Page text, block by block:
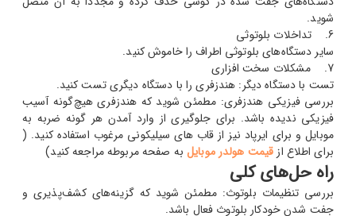
شوید.
6. تداخلات بلوتوثی
سایر دستگاه‌های بلوتوثی اطراف را خاموش کنید.
7. مشکلات سخت افزاری
تست با دستگاه دیگر: هندزفری را با دستگاه دیگری تست کنید.
بررسی فیزیکی هندزفری: مطمئن شوید که هندزفری هیچ‌گونه آسیب
فیزیکی ندیده باشد. برای جلوگیری از وارد آمدن هر گونه ضربه به
موبایل و برای ایرپاد نیز از قاب های سیلیکونی مرغوب استفاده کنید. (
برای اطلاع از قیمت هولدر موبایلبه صفحه مربوطه مراجعه کنید)
راه حل‌های کلی
بررسی تنظیمات بلوتوث: مطمئن شوید که گزینه‌های کشف‌پذیری و
جفت شدن خودکار بلوتوث فعال باشد.